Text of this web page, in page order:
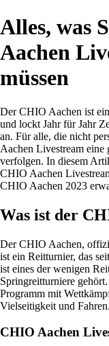
Alles, was
Aachen
müssen
Der CHIO Aachen ist
und lockt Jahr für Jahr
an. Für alle, die nicht
Aachen Livestream
verfolgen. In diesem
CHIO Aachen
CHIO Aachen 2023
Was ist der
Der CHIO Aachen,
ist ein Reitturnier, das
ist eines der wenigen
Springreitturniere
Programm mit
Vielseitigkeit und Fahren.
CHIO Aachen